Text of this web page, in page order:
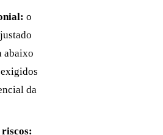
o
abaixo
da
riscos: